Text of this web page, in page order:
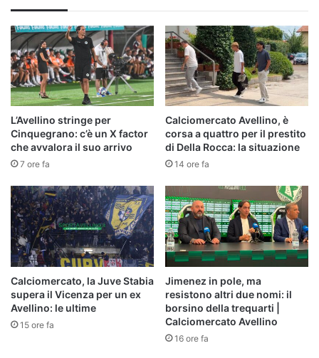
L’Avellino stringe per
Cinquegrano: c’è un X factor
che avvalora il suo arrivo
7 ore fa
Calciomercato Avellino, è
corsa a quattro per il prestito
di Della Rocca: la situazione
14 ore fa
Calciomercato, la Juve Stabia
supera il Vicenza per un ex
Avellino: le ultime
15 ore fa
Jimenez in pole, ma
resistono altri due nomi: il
borsino della trequarti |
Calciomercato Avellino
16 ore fa